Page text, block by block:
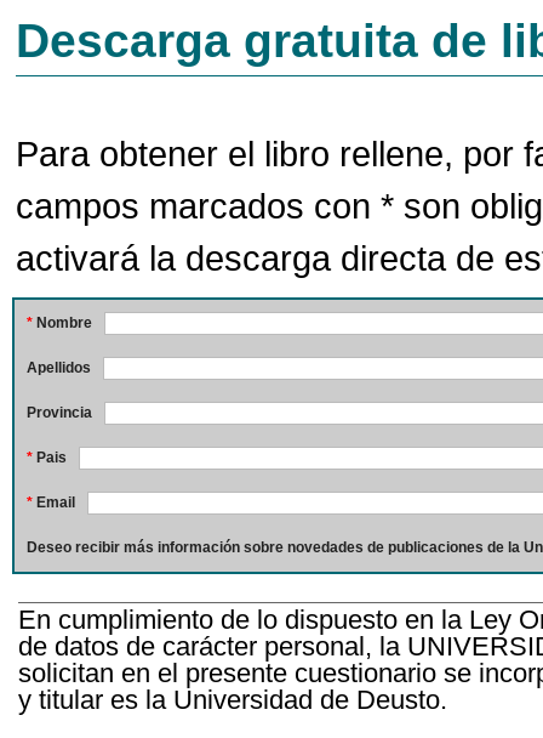
Descarga gratuita de
Para obtener el libro rellene, por
campos marcados con * son
activará la descarga directa de
* Nombre
Apellidos
Provincia
* Pais
* Email
Deseo recibir más información sobre novedades de publicaciones de la
En cumplimiento de lo dispuesto en la Ley
de datos de carácter personal, la
solicitan en el presente cuestionario se
y titular es la Universidad de Deusto.